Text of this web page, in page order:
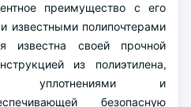
преимущество с его
известными полипочтерами
известна своей прочной
из полиэтилена,
уплотнениями и
безопасную